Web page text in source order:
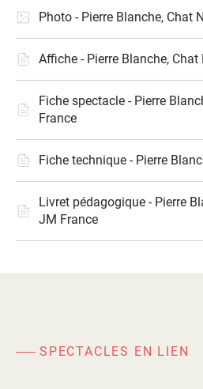
Photo - Pierre Blanche, Chat
Affiche - Pierre Blanche,
Fiche spectacle - Pierre
France
Fiche technique - Pierre
Livret pédagogique - Pierre
JM France
SPECTACLES EN LIEN